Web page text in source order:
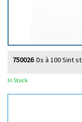
Ds à 100 Sint
750026
In Stock